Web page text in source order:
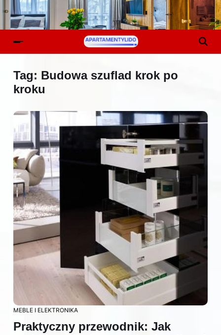
Tag: Budowa szuflad krok po
kroku
MEBLE I ELEKTRONIKA
Praktyczny przewodnik: Jak